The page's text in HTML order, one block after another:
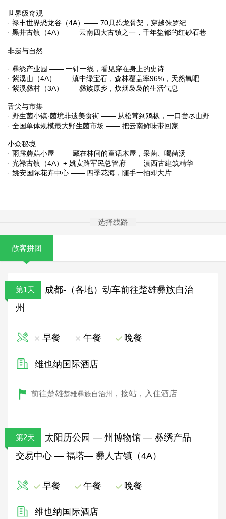
世界级奇观
· 禄丰世界恐龙谷（4A）—— 70具恐龙骨架，穿越侏罗纪
· 黑井古镇（4A）—— 云南四大古镇之一，千年盐都的红砂石巷
非遗与自然
· 彝绣产业园 —— 一针一线，看见穿在身上的史诗
· 紫溪山（4A）—— 滇中绿宝石，森林覆盖率96%，天然氧吧
· 紫溪彝村（3A）—— 彝族原乡，炊烟袅袅的生活气息
舌尖与市集
· 野生菌小镇·菌境非遗美食街 —— 从松茸到鸡枞，一口尝尽山野
· 全国单体规模最大野生菌市场 —— 把云南鲜味带回家
小众秘境
· 雨露蘑菇小屋 —— 藏在林间的童话木屋，采菌、喝菌汤
· 光禄古镇（4A）+ 姚安路军民总管府 —— 滇西古建筑精华
· 姚安国际花卉中心 —— 四季花海，随手一拍即大片
选择线路
散客拼团
第1天
成都-（各地）动车前往楚雄彝族自治
州
早餐 午餐 晚餐
维也纳国际酒店
前往楚雄楚雄彝族自治州 ，接站，入住酒店
第2天
太阳历公园 — 州博物馆 — 彝绣产品
交易中心 — 福塔— 彝人古镇（4A）
早餐 午餐 晚餐
维也纳国际酒店